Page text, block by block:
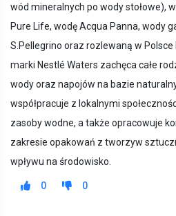
wód mineralnych po wody stołowe),
Pure Life, wodę Acqua Panna, wody
S.Pellegrino oraz rozlewaną w Polsce
marki Nestlé Waters zachęca całe
wody oraz napojów na bazie
współpracuje z lokalnymi
zasoby wodne, a także opracowuje
zakresie opakowań z tworzyw
wpływu na środowisko.
0 0